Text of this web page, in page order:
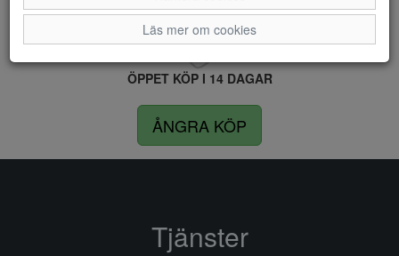
FRI FRAKT VID KÖP ÖVER 1.500 KR
ÖPPET KÖP I 14 DAGAR
ÅNGRA KÖP
Läs mer om cookies
Tjänster